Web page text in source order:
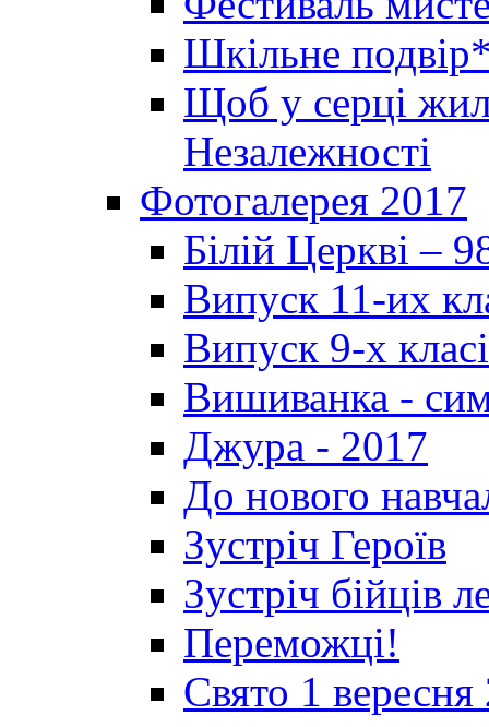
Шкільне
Щоб у серці
Незалежності
Фотогалерея 2017
Білій Церкві –
Випуск 11-их
Випуск 9-х
Вишиванка -
Джура - 2017
До нового
Зустріч Героїв
Зустріч бійців
Переможці!
Свято 1 вересня